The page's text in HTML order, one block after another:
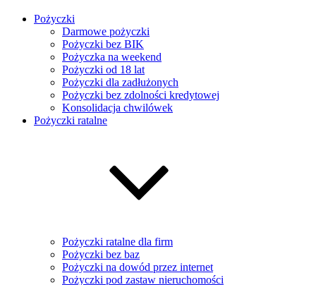
Pożyczki
Darmowe pożyczki
Pożyczki bez BIK
Pożyczka na weekend
Pożyczki od 18 lat
Pożyczki dla zadłużonych
Pożyczki bez zdolności kredytowej
Konsolidacja chwilówek
Pożyczki ratalne
Pożyczki ratalne dla firm
Pożyczki bez baz
Pożyczki na dowód przez internet
Pożyczki pod zastaw nieruchomości